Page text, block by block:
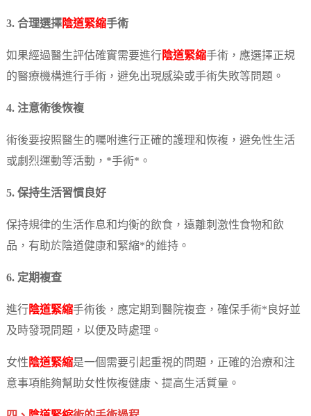
3. 合理選擇陰道緊縮手術
如果經過醫生評估確實需要進行陰道緊縮手術，應選擇正規
的醫療機構進行手術，避免出現感染或手術失敗等問題。
4. 注意術後恢複
術後要按照醫生的囑咐進行正確的護理和恢複，避免性生活
或劇烈運動等活動，*手術*。
5. 保持生活習慣良好
保持規律的生活作息和均衡的飲食，遠離刺激性食物和飲
品，有助於陰道健康和緊縮*的維持。
6. 定期複查
進行陰道緊縮手術後，應定期到醫院複查，確保手術*良好並
及時發現問題，以便及時處理。
女性 陰道緊縮是一個需要引起重視的問題，正確的治療和注
意事項能夠幫助女性恢複健康、提高生活質量。